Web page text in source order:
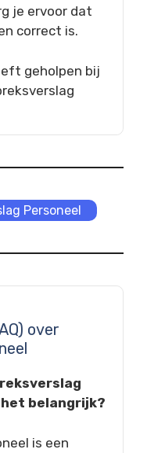
je ervoor dat
correct is.
geholpen bij
Personeel
over
belangrijk?
is een